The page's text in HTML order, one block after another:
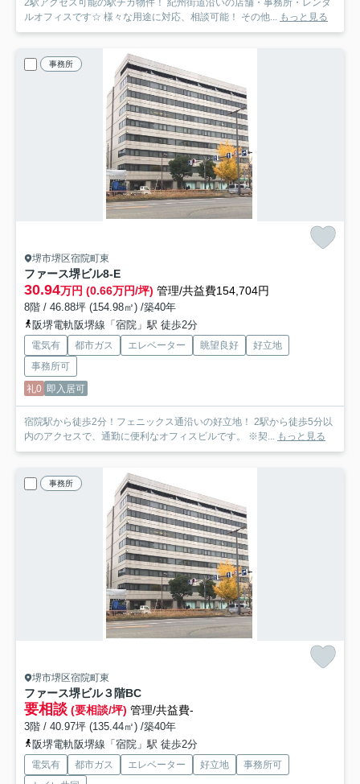
ルオフィスです☆ 様々な用途に対応、相談可能！ その他...
もっと見る
事務所
堺市堺区宿院町東
ファース堺ビル8-E
30.94万円 (0.66万円/坪) 管理/共益費154,704円
8階 / 46.88坪 (154.98㎡) /築40年
阪堺電軌阪堺線「宿院」駅 徒歩2分
電気有 都市ガス エレベーター 眺望良好
好立地
事務所可
礼0 即入居可
宿院駅から徒歩2分！フェニックス通沿いの好立地！ 2駅から徒歩5分以
内のアクセスで、通勤に便利なオフィスビルです。 ※契...
もっと見る
事務所
堺市堺区宿院町東
ファース堺ビル３階BC
要相談 (要相談/坪) 管理/共益費-
3階 / 40.97坪 (135.44㎡) /築40年
阪堺電軌阪堺線「宿院」駅 徒歩2分
電気有 都市ガス エレベーター 好立地
事務所可